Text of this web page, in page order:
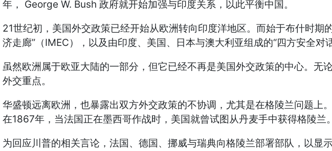
年， George W. Bush 政府就开始加强与印度关系，以此平衡中国。
21世纪初，美国外交政策已经开始从欧洲转向印度洋地区。而始于布什时期
济走廊”（IMEC），以及由印度、美国、日本与澳大利亚组成的“四方安全对
虽然欧洲属于欧亚大陆的一部分，但它已经不再是美国外交政策的中心。
外交重点。
华盛顿远离欧洲，也暴露出双方外交政策的不协调，尤其是在格陵兰问题上。
在1867年，当法国正在墨西哥作战时，美国就曾试图从丹麦手中获得格陵兰。
为回应川普的相关言论，法国、德国、挪威与瑞典向格陵兰部署部队，以显